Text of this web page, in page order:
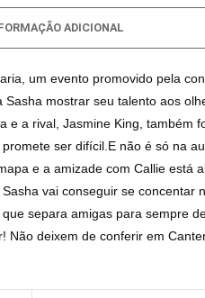
ADICIONAL
um evento promovido pela
mostrar seu talento aos
e a rival, Jasmine King, também
ser difícil.E não é só na
e a amizade com Callie está
vai conseguir se concentar
separa amigas para sempre
deixem de conferir em